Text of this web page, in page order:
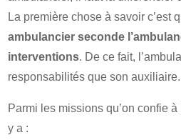
La première chose à savoir c’est
ambulancier seconde
interventions. De ce fait,
responsabilités que son auxiliaire.
Parmi les missions qu’on confie
y a :